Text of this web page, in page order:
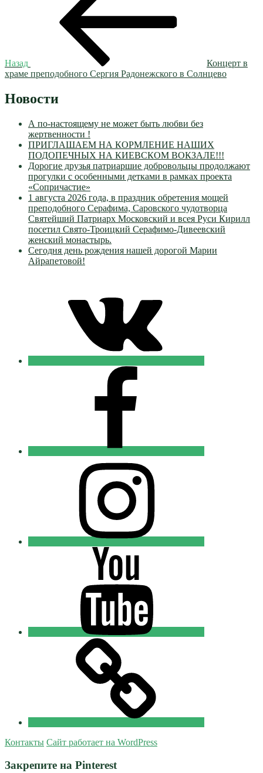
Назад
Концерт в
храме преподобного Сергия Радонежского в Солнцево
Новости
А по-настоящему не может быть любви без
жертвенности !
ПРИГЛАШАЕМ НА КОРМЛЕНИЕ НАШИХ
ПОДОПЕЧНЫХ НА КИЕВСКОМ ВОКЗАЛЕ!!!
Дорогие друзья патриаршие добровольцы продолжают
прогулки с особенными детками в рамках проекта
«Сопричастие»
1 августа 2026 года, в праздник обретения мощей
преподобного Серафима, Саровского чудотворца
Святейший Патриарх Московский и всея Руси Кирилл
посетил Свято-Троицкий Серафимо-Дивеевский
женский монастырь.
Сегодня день рождения нашей дорогой Марии
Айрапетовой!
Добровольцы
Православные
Добровольцы
Православные
Добровольцы
Контакты Сайт работает на WordPress
Закрепите на Pinterest